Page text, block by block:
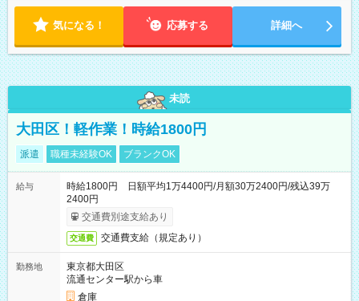
気になる！ 応募する 詳細へ
未読
大田区！軽作業！時給1800円
派遣 職種未経験OK ブランクOK
給与
時給1800円 日額平均1万4400円/月額30万2400円/残込39万
2400円
交通費別途支給あり
交通費 交通費支給（規定あり）
勤務地
東京都大田区
流通センター駅から車
倉庫